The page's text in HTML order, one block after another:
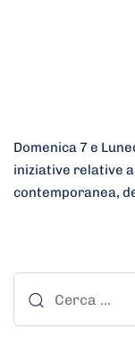
Domenica 7 e
iniziative relative
contemporanea,